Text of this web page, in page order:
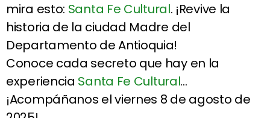
mira esto: Santa Fe Cultural. ¡Revive la
historia de la ciudad Madre del
Departamento de Antioquia!
Conoce cada secreto que hay en la
experiencia Santa Fe Cultural…
¡Acompáñanos el viernes 8 de agosto de